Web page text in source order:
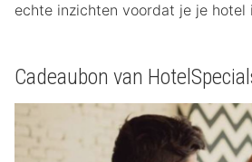
echte inzichten voordat je je hotel
Cadeaubon van